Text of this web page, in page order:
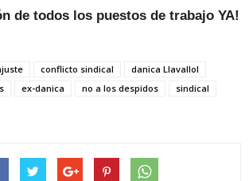
de todos los puestos de trabajo YA!
conflicto sindical
danica Llavallol
ex-danica no a los despidos
sindical